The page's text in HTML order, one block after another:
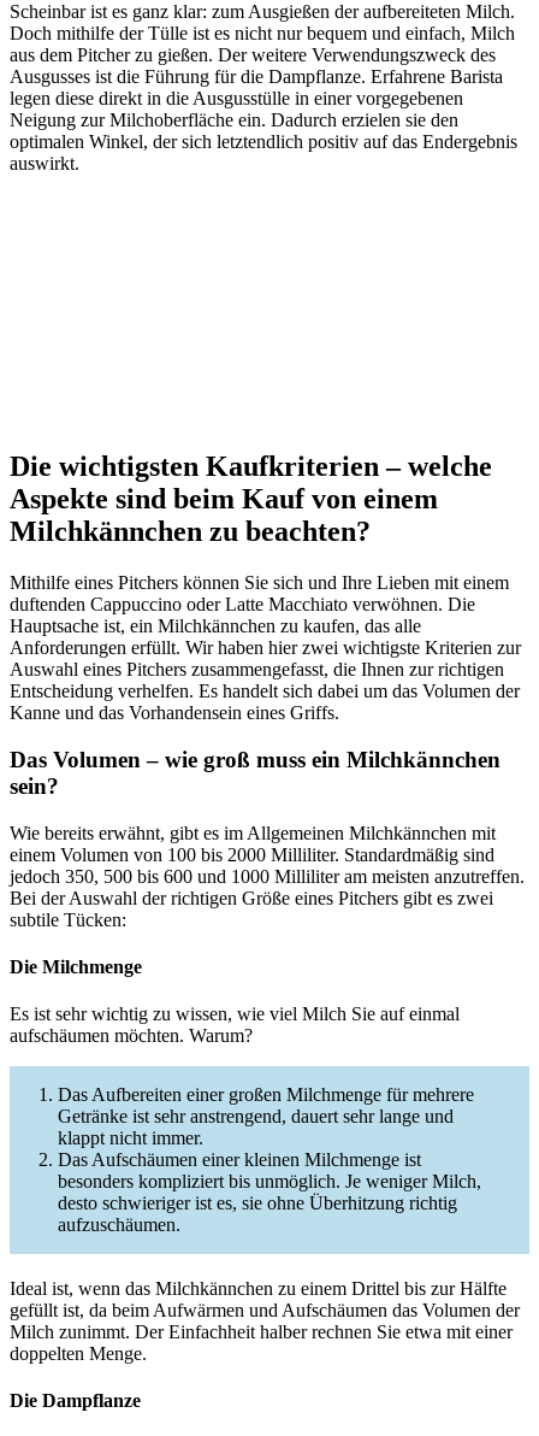
Scheinbar ist es ganz klar: zum Ausgießen der aufbereiteten Milch.
Doch mithilfe der Tülle ist es nicht nur bequem und einfach, Milch
aus dem Pitcher zu gießen. Der weitere Verwendungszweck des
Ausgusses ist die Führung für die Dampflanze. Erfahrene Barista
legen diese direkt in die Ausgusstülle in einer vorgegebenen
Neigung zur Milchoberfläche ein. Dadurch erzielen sie den
optimalen Winkel, der sich letztendlich positiv auf das Endergebnis
auswirkt.
Die wichtigsten Kaufkriterien – welche
Aspekte sind beim Kauf von einem
Milchkännchen zu beachten?
Mithilfe eines Pitchers können Sie sich und Ihre Lieben mit einem
duftenden Cappuccino oder Latte Macchiato verwöhnen. Die
Hauptsache ist, ein Milchkännchen zu kaufen, das alle
Anforderungen erfüllt. Wir haben hier zwei wichtigste Kriterien zur
Auswahl eines Pitchers zusammengefasst, die Ihnen zur richtigen
Entscheidung verhelfen. Es handelt sich dabei um das Volumen der
Kanne und das Vorhandensein eines Griffs.
Das Volumen – wie groß muss ein Milchkännchen
sein?
Wie bereits erwähnt, gibt es im Allgemeinen Milchkännchen mit
einem Volumen von 100 bis 2000 Milliliter. Standardmäßig sind
jedoch 350, 500 bis 600 und 1000 Milliliter am meisten anzutreffen.
Bei der Auswahl der richtigen Größe eines Pitchers gibt es zwei
subtile Tücken:
Die Milchmenge
Es ist sehr wichtig zu wissen, wie viel Milch Sie auf einmal
aufschäumen möchten. Warum?
Das Aufbereiten einer großen Milchmenge für mehrere
Getränke ist sehr anstrengend, dauert sehr lange und
klappt nicht immer.
Das Aufschäumen einer kleinen Milchmenge ist
besonders kompliziert bis unmöglich. Je weniger Milch,
desto schwieriger ist es, sie ohne Überhitzung richtig
aufzuschäumen.
Ideal ist, wenn das Milchkännchen zu einem Drittel bis zur Hälfte
gefüllt ist, da beim Aufwärmen und Aufschäumen das Volumen der
Milch zunimmt. Der Einfachheit halber rechnen Sie etwa mit einer
doppelten Menge.
Die Dampflanze